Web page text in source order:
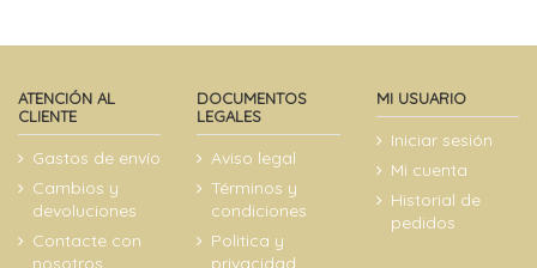
ATENCIÓN AL
CLIENTE
Gastos de envío
Cambios y
devoluciones
Contacte con
nosotros
DOCUMENTOS
LEGALES
Aviso legal
Términos y
condiciones
Politica y
privacidad
MI USUARIO
Iniciar sesión
Mi cuenta
Historial de
pedidos